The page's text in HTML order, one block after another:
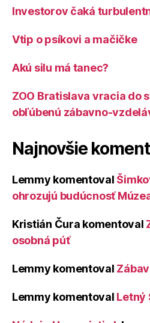
Investorov čaká
Vtip o psíkovi a mačičke
Akú silu má tanec?
ZOO Bratislava vracia do
obľúbenú zábavno-
Najnovšie
Lemmy komentoval
ohrozujú budúcnosť
Kristián Čura komentoval
osobná púť
Lemmy komentoval
Lemmy komentoval Letný